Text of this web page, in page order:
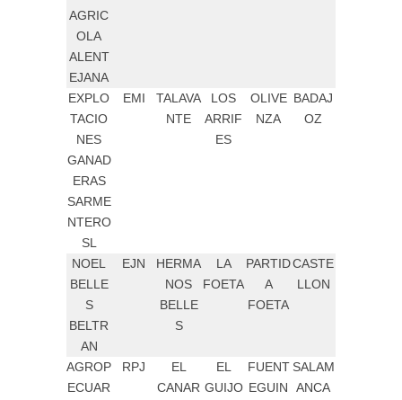
AGRIC
OLA
ALENT
EJANA
EXPLO
TACIO
NES
GANAD
ERAS
SARME
NTERO
SL
EMI
TALAVA
NTE
LOS
ARRIF
ES
OLIVE
NZA
BADAJ
OZ
NOEL
BELLE
S
BELTR
AN
EJN
HERMA
NOS
BELLE
S
LA
FOETA
PARTID
A
FOETA
CASTE
LLON
AGROP
ECUAR
RPJ
EL
CANAR
EL
GUIJO
FUENT
EGUIN
SALAM
ANCA